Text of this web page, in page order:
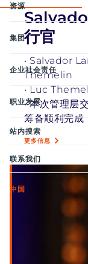
集团
企业社会责任
职业发展
站内搜索
联系我们
中国
资源
行官
• Salvador
Themelin
• Luc
• 本次管理层
筹备顺利完成
更多信息